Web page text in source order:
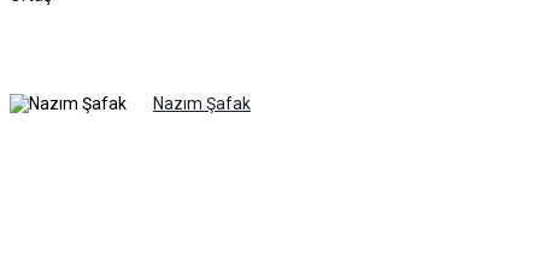
Nazım Şafak